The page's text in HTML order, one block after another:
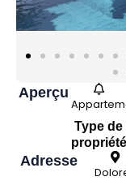
Aperçu
Type de
propriété
Adresse